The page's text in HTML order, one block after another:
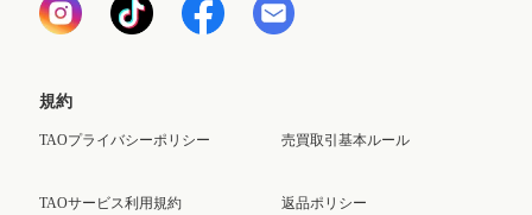
規約
TAOプライバシーポリシー
TAOサービス利用規約
売買取引基本ルール
返品ポリシー